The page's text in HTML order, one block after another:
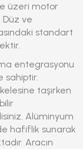
üzeri motor
ve
standart
entegrasyonu
sahiptir.
taşırken
Alüminyum
hafiflik sunarak
Aracın